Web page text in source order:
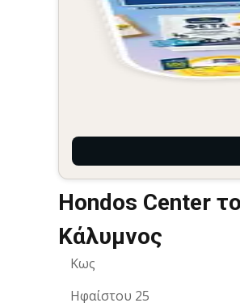
Hondos Center
Κάλυμνος
Κως
Ηφαίστου 25